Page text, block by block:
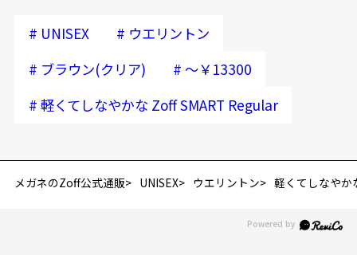
# UNISEX # ウエリントン
# ブラウン(クリア) # ～￥13300
# 軽くてしなやかな Zoff SMART Regular
メガネのZoff公式通販 UNISEX ウエリントン 軽くてしなやか